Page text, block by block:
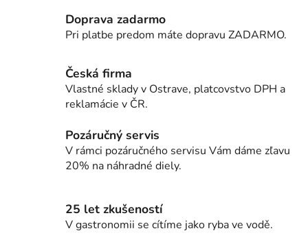
c
i
e
v
v
ý
p
u
i
e
Doprava zadarmo
Pri platbe predom máte dopravu ZADARMO.
Česká firma
Vlastné sklady v Ostrave, platcovstvo DPH a
reklamácie v ČR.
Pozáručný servis
V rámci pozáručného servisu Vám dáme zľavu
20% na náhradné diely.
25 let zkušeností
V gastronomii se cítíme jako ryba ve vodě.